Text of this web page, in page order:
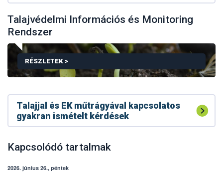
Talajvédelmi Információs és Monitoring
Rendszer
RÉSZLETEK >
TALAJVÉDELMI INFORMÁCIÓS ÉS MONITORING
Talajjal és EK műtrágyával kapcsolatos
gyakran ismételt kérdések
Kapcsolódó tartalmak
2026. június 26., péntek